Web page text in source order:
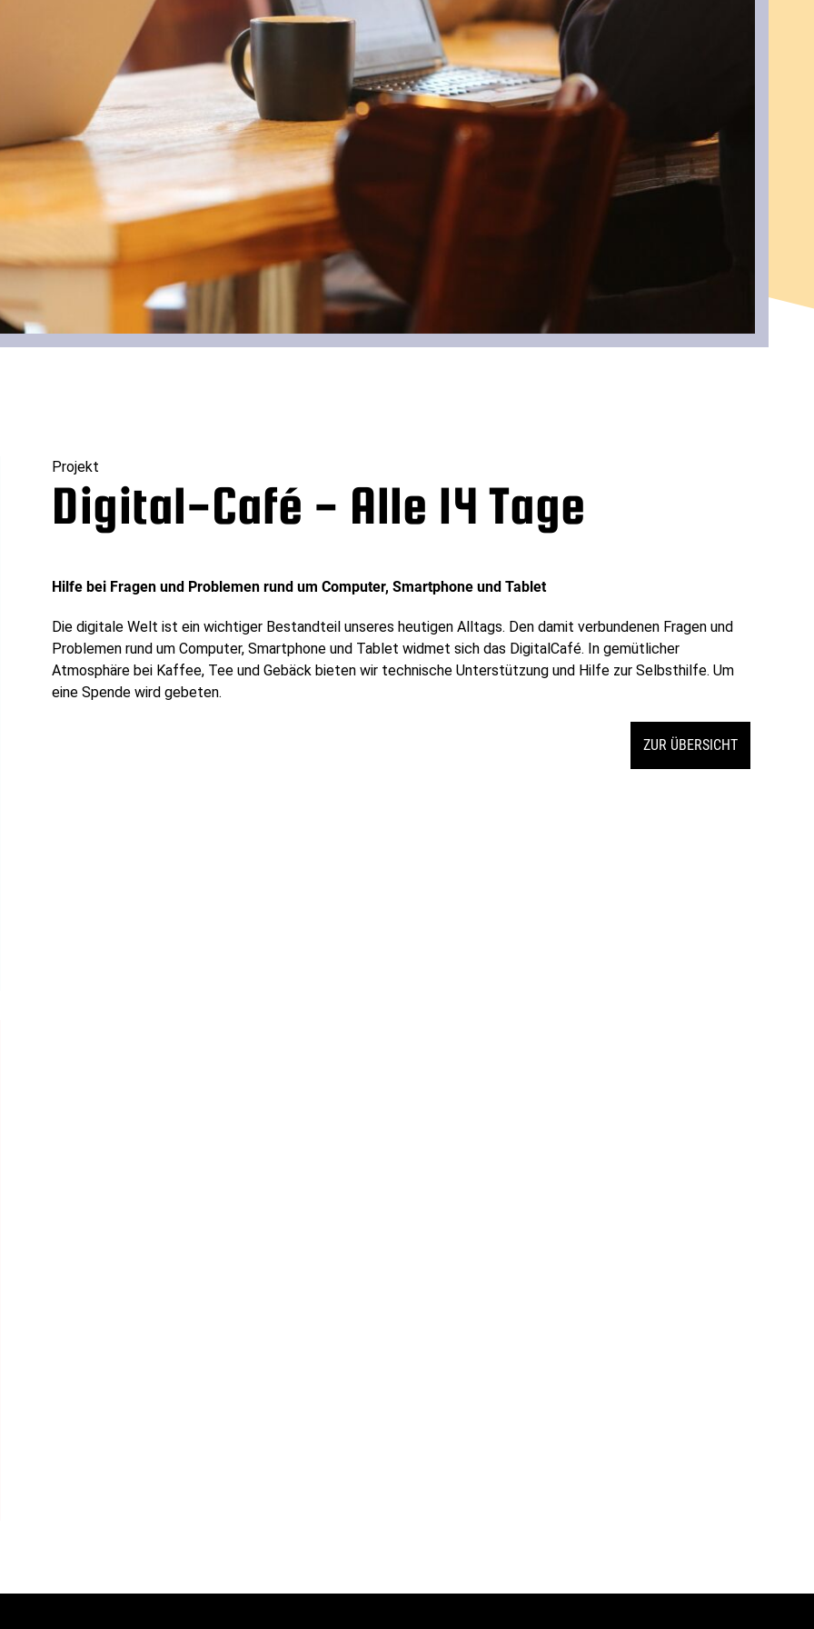
Projekt
Digital-Café - Alle 14 Tage
Hilfe bei Fragen und Problemen rund um Computer, Smartphone und Tablet
Die digitale Welt ist ein wichtiger Bestandteil unseres heutigen Alltags. Den damit verbundenen Fragen und
Problemen rund um Computer, Smartphone und Tablet widmet sich das DigitalCafé. In gemütlicher
Atmosphäre bei Kaffee, Tee und Gebäck bieten wir technische Unterstützung und Hilfe zur Selbsthilfe. Um
eine Spende wird gebeten.
ZUR ÜBERSICHT